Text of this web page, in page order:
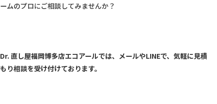
ームのプロにご相談してみませんか？
Dr. 直し屋福岡博多店エコアールでは、メールやLINEで、気軽に見積
もり相談を受け付けております。